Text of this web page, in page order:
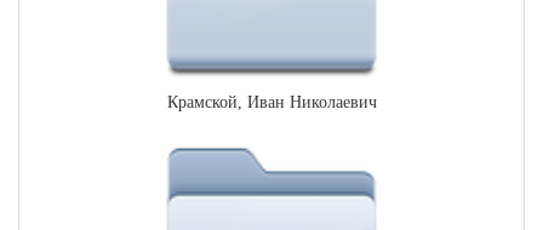
Крамской, Иван Николаевич